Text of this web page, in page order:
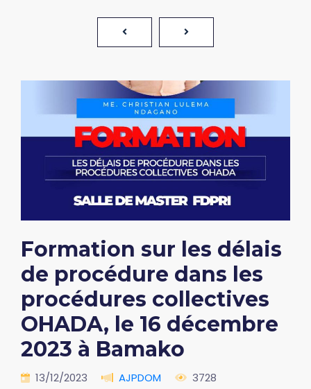
Formation sur les délais
de procédure dans les
procédures collectives
OHADA, le 16 décembre
2023 à Bamako
13/12/2023 AJPDOM 3728